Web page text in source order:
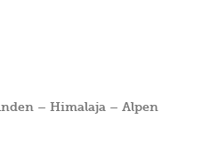
– Himalaja – Alpen